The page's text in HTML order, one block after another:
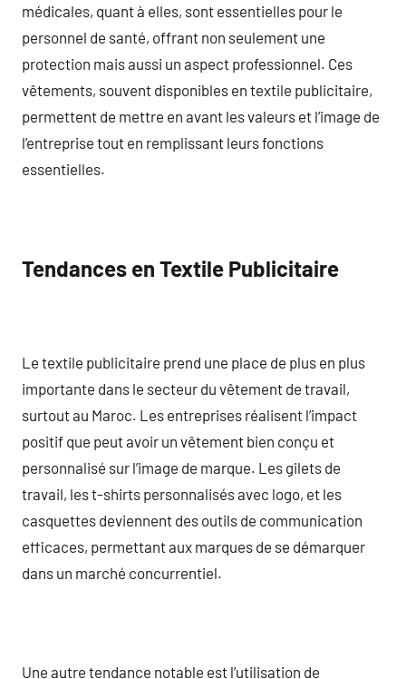
médicales, quant à elles, sont essentielles pour le
personnel de santé, offrant non seulement une
protection mais aussi un aspect professionnel. Ces
vêtements, souvent disponibles en textile publicitaire,
permettent de mettre en avant les valeurs et l’image de
l’entreprise tout en remplissant leurs fonctions
essentielles.
Tendances en Textile Publicitaire
Le textile publicitaire prend une place de plus en plus
importante dans le secteur du vêtement de travail,
surtout au Maroc. Les entreprises réalisent l’impact
positif que peut avoir un vêtement bien conçu et
personnalisé sur l’image de marque. Les gilets de
travail, les t-shirts personnalisés avec logo, et les
casquettes deviennent des outils de communication
efficaces, permettant aux marques de se démarquer
dans un marché concurrentiel.
Une autre tendance notable est l’utilisation de